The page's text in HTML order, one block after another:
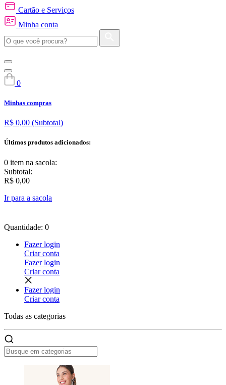
Cartão e Serviços
Minha conta
0
Minhas compras
R$ 0,00 (Subtotal)
Últimos produtos adicionados:
0 item na sacola:
Subtotal:
R$ 0,00
Ir para a sacola
Quantidade: 0
Fazer login
Criar conta
Fazer login
Criar conta
Fazer login
Criar conta
Todas as categorias